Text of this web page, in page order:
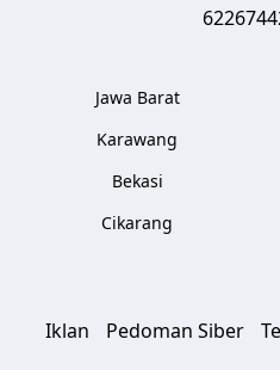
Jawa Barat
Karawang
Bekasi
Cikarang
Iklan Pedoman Siber